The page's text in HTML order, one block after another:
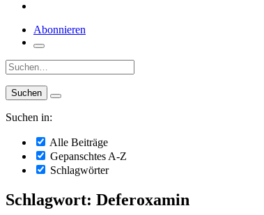
Abonnieren
Suche:
Suchen in:
Alle Beiträge
Gepanschtes A-Z
Schlagwörter
Schlagwort: Deferoxamin